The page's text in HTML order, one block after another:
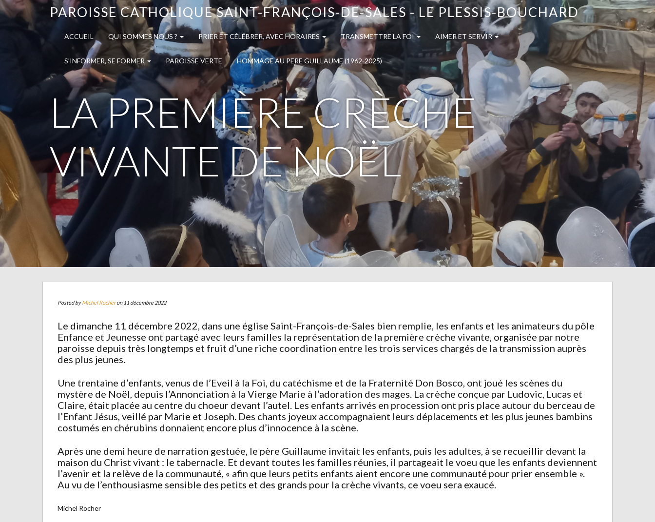
PAROISSE CATHOLIQUE SAINT-FRANÇOIS-DE-SALES - LE PLESSIS-BOUCHARD
ACCUEIL QUI SOMMES NOUS ? PRIER ET CÉLÉBRER, AVEC HORAIRES TRANSMETTRE LA FOI AIMER ET SERVIR
S’INFORMER, SE FORMER PAROISSE VERTE HOMMAGE AU PERE GUILLAUME (1962-2025)
LA PREMIÈRE CRÈCHE
VIVANTE DE NOËL
Posted byMichel Rocheron 11 décembre 2022
Le dimanche 11 décembre 2022, dans une église Saint-François-de-Sales bien remplie, les enfants et les animateurs du pôle
Enfance et Jeunesse ont partagé avec leurs familles la représentation de la première crèche vivante, organisée par notre
paroisse depuis très longtemps et fruit d’une riche coordination entre les trois services chargés de la transmission auprès
des plus jeunes.
Une trentaine d’enfants, venus de l’Eveil à la Foi, du catéchisme et de la Fraternité Don Bosco, ont joué les scènes du
mystère de Noël, depuis l’Annonciation à la Vierge Marie à l’adoration des mages. La crèche conçue par Ludovic, Lucas et
Claire, était placée au centre du choeur devant l’autel. Les enfants arrivés en procession ont pris place autour du berceau de
l’Enfant Jésus, veillé par Marie et Joseph. Des chants joyeux accompagnaient leurs déplacements et les plus jeunes bambins
costumés en chérubins donnaient encore plus d’innocence à la scène.
Après une demi heure de narration gestuée, le père Guillaume invitait les enfants, puis les adultes, à se recueillir devant la
maison du Christ vivant : le tabernacle. Et devant toutes les familles réunies, il partageait le voeu que les enfants deviennent
l’avenir et la relève de la communauté, « afin que leurs petits enfants aient encore une communauté pour prier ensemble ».
Au vu de l’enthousiasme sensible des petits et des grands pour la crèche vivants, ce voeu sera exaucé.
Michel Rocher